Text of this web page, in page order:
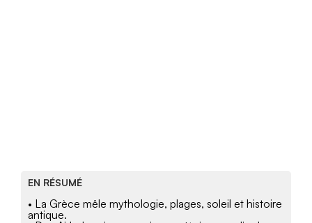
EN RÉSUMÉ
• La Grèce mêle mythologie, plages, soleil et histoire
antique.